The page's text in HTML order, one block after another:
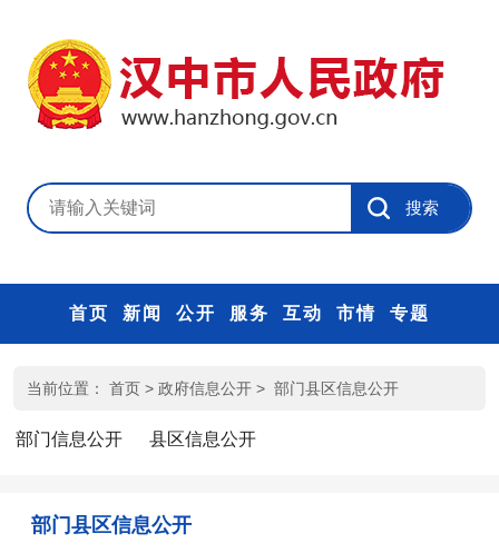
首页 新闻 公开 服务 互动 市情 专题
当前位置： 首页 > 政府信息公开 > 部门县区信息公开
部门信息公开 县区信息公开
部门县区信息公开